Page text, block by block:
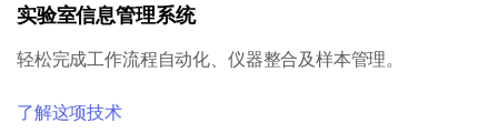
实验室信息管理系统
轻松完成工作流程自动化、仪器整合及样本管理。
了解这项技术